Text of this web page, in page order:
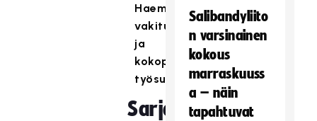
Haemme
vakituiseen
ja
kokopäivätoimiseen
työsuhteeseen
Sarjapäällikköä
Salibandyliito
n varsinainen
kokous
marraskuuss
a – näin
tapahtuvat